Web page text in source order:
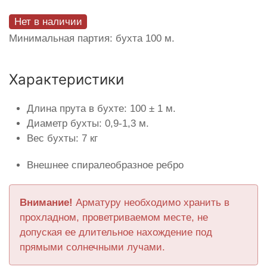
Нет в наличии
Минимальная партия: бухта 100 м.
Характеристики
Длина прута в бухте: 100 ± 1 м.
Диаметр бухты: 0,9-1,3 м.
Вес бухты: 7 кг
Внешнее спиралеобразное ребро
Внимание! Арматуру необходимо хранить в
прохладном, проветриваемом месте, не
допуская ее длительное нахождение под
прямыми солнечными лучами.